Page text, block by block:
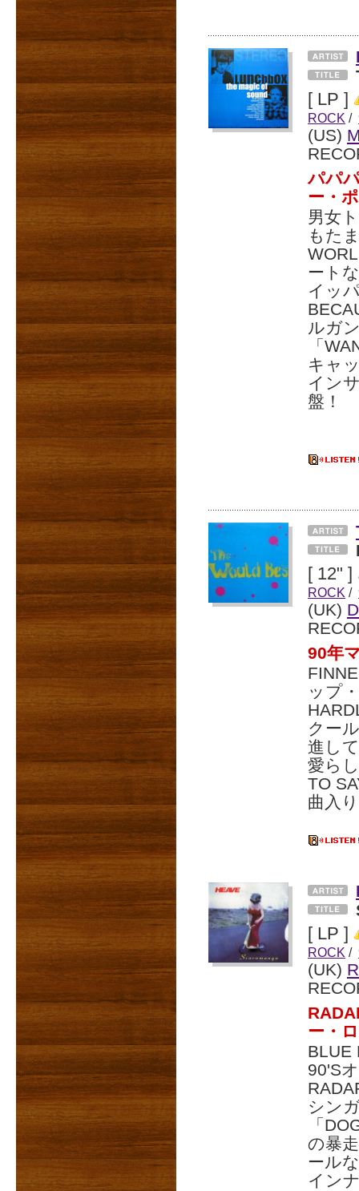
[ LP ]
ROCK /
(US)
パパ
ー・
男女
もた
ート
イッ
ルガ
「
キャ
イン
盤！
[ 12" ]
ROCK /
(UK)
90年
ップ
クー
進し
愛ら
TO
曲入
[ LP ]
ROCK /
(UK)
ー・
BLUE
90'S
シン
「
の暴
ール
イン